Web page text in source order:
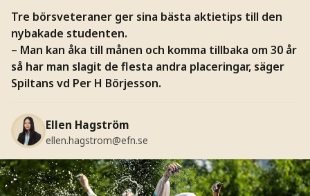
Tre börsveteraner ger sina bästa aktietips till den
nybakade studenten.
– Man kan åka till månen och komma tillbaka om 30 år
så har man slagit de flesta andra placeringar, säger
Spiltans vd Per H Börjesson.
Ellen Hagström
ellen.hagstrom@efn.se